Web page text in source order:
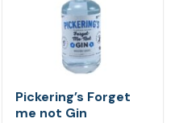
Pickering’s Forget
me not Gin